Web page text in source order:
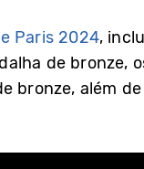
Paris 2024,
de bronze,
bronze, além